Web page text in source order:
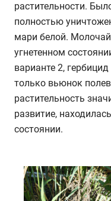
растительности.
полностью
мари белой.
угнетенном
варианте 2,
только вьюнок
растительность
развитие,
состоянии.